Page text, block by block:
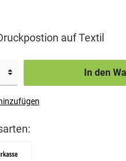
auf Textil
In den